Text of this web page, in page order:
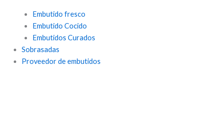
Embutido fresco
Embutido Cocido
Embutidos Curados
Sobrasadas
Proveedor de embutidos